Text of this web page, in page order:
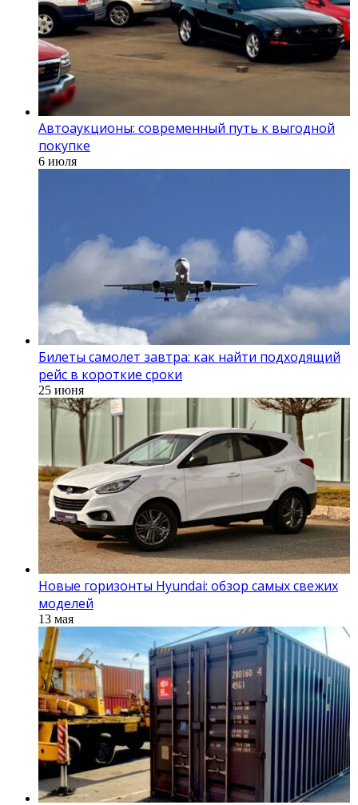
Автоаукционы: современный путь к выгодной
покупке
6 июля
Билеты самолет завтра: как найти подходящий
рейс в короткие сроки
25 июня
Новые горизонты Hyundai: обзор самых свежих
моделей
13 мая